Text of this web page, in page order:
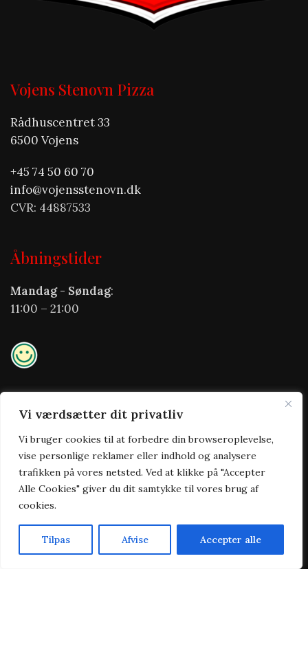
Vi værdsætter dit privatliv
Vi bruger cookies til at forbedre din browseroplevelse,
vise personlige reklamer eller indhold og analysere
trafikken på vores netsted. Ved at klikke på "Accepter
Alle Cookies" giver du dit samtykke til vores brug af
cookies.
Tilpas Afvise Accepter alle
Vojens Stenovn Pizza
Rådhuscentret 33
6500 Vojens
+45 74 50 60 70
info@vojensstenovn.dk
CVR: 44887533
Åbningstider
Mandag - Søndag:
11:00 – 21:00
Forside
Takeaway
Om os
Cookie & privatlivspolitik